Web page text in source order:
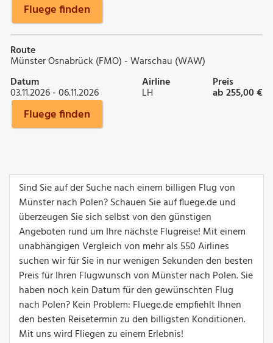
Fluege finden
Route
Münster Osnabrück (FMO) - Warschau (WAW)
Datum
03.11.2026 - 06.11.2026
Airline
LH
Preis
ab 255,00 €
Fluege finden
Sind Sie auf der Suche nach einem billigen Flug von
Münster nach Polen? Schauen Sie auf fluege.de und
überzeugen Sie sich selbst von den günstigen
Angeboten rund um Ihre nächste Flugreise! Mit einem
unabhängigen Vergleich von mehr als 550 Airlines
suchen wir für Sie in nur wenigen Sekunden den besten
Preis für Ihren Flugwunsch von Münster nach Polen. Sie
haben noch kein Datum für den gewünschten Flug
nach Polen? Kein Problem: Fluege.de empfiehlt Ihnen
den besten Reisetermin zu den billigsten Konditionen.
Mit uns wird Fliegen zu einem Erlebnis!